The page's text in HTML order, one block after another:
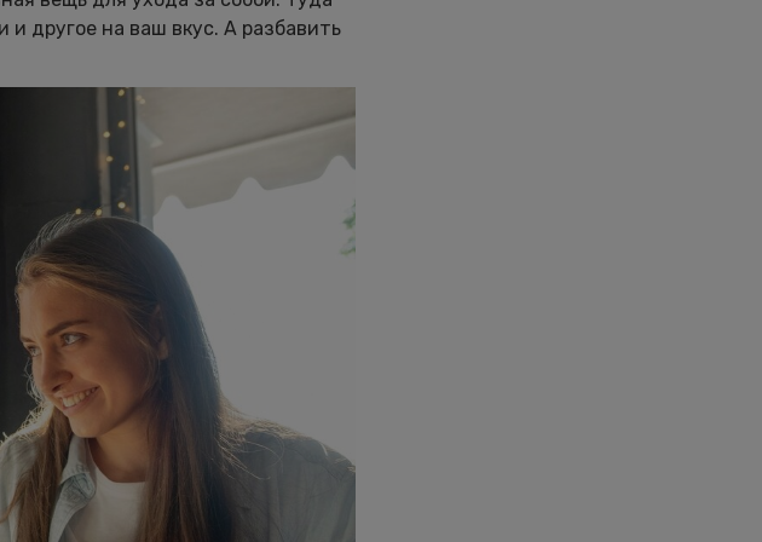
другое на ваш вкус. А разбавить